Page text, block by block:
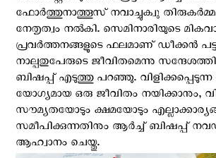
ഫോർത്തുനാത്തൂസ് നവാച്ചുക്വു
നേതൃത്വം നല്‍കി. സെമിനാരിയുടെ
പ്രവർത്തനങ്ങളുടെ ഫലമാണ് ഡീക്കൻ
നാല്പതുപേരുടെ ജീവിതമെന്നു
ബിഷപ്പ് എടുത്തു പറഞ്ഞു. വിളിക്കപ്പെടുന്ന
യോഗ്യമായ ഒരു ജീവിതം നയിക്കാനും,
സൗമ്യതയോടും ക്ഷമയോടും
സമീപിക്കുന്നതിനും ആര്‍ച്ച് ബിഷപ്പ്
ആഹ്വാനം ചെയ്തു.